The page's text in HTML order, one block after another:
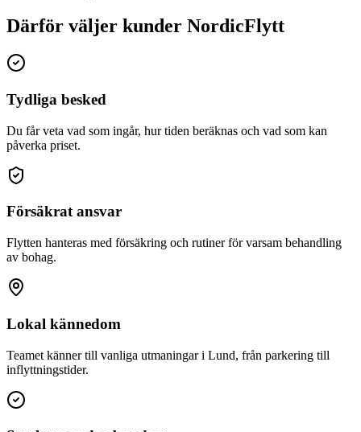
Därför väljer kunder NordicFlytt
Tydliga besked
Du får veta vad som ingår, hur tiden beräknas och vad som kan
påverka priset.
Försäkrat ansvar
Flytten hanteras med försäkring och rutiner för varsam behandling
av bohag.
Lokal kännedom
Teamet känner till vanliga utmaningar i Lund, från parkering till
inflyttningstider.